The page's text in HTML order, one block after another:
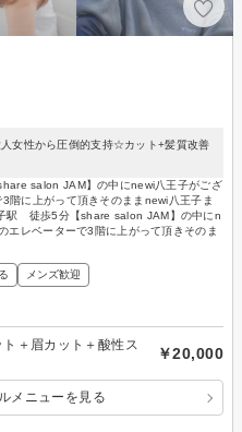
女性から圧倒的支持☆カット+髪質改善
salon JAM】の中にnewi八王子がござ
階に上がって頂きそのままnewi八王子ま
駅 徒歩5分【share salon JAM】の中にn
エレベーターで3階に上がって頂きそのま
メンズ歓迎
ト＋眉カット＋酸性ス
￥20,000
メニューを見る